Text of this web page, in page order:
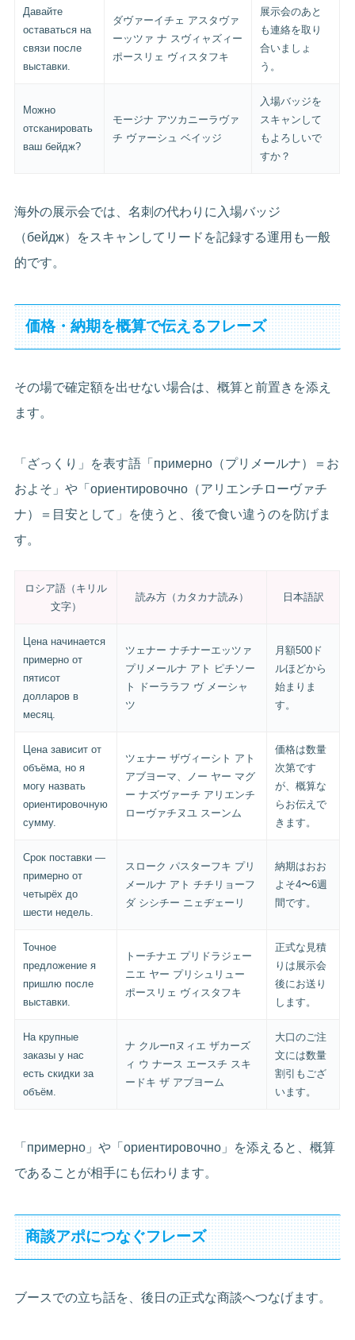
Давайте
оставаться на
связи после
выставки.
ダヴァーイチェ アスタヴァ
ーッツァ ナ スヴィャズィー
ポースリェ ヴィスタフキ
展示会のあと
も連絡を取り
合いましょ
う。
Можно
отсканировать
ваш бейдж?
モージナ アツカニーラヴァ
チ ヴァーシュ ベイッジ
入場バッジを
スキャンして
もよろしいで
すか？
海外の展示会では、名刺の代わりに入場バッジ
（бейдж）をスキャンしてリードを記録する運用も一般
的です。
価格・納期を概算で伝えるフレーズ
その場で確定額を出せない場合は、概算と前置きを添え
ます。
「ざっくり」を表す語「примерно（プリメールナ）＝お
およそ」や「ориентировочно（アリエンチローヴァチ
ナ）＝目安として」を使うと、後で食い違うのを防げま
す。
ロシア語（キリル
文字）
読み方（カタカナ読み） 日本語訳
Цена начинается
примерно от
пятисот
долларов в
месяц.
ツェナー ナチナーエッツァ
プリメールナ アト ピチソー
ト ドーララフ ヴ メーシャ
ツ
月額500ド
ルほどから
始まりま
す。
Цена зависит от
объёма, но я
могу назвать
ориентировочную
сумму.
ツェナー ザヴィーシト アト
アブヨーマ、ノー ヤー マグ
ー ナズヴァーチ アリエンチ
ローヴァチヌユ スーンム
価格は数量
次第です
が、概算な
らお伝えで
きます。
Срок поставки —
примерно от
четырёх до
шести недель.
スローク パスターフキ プリ
メールナ アト チチリョーフ
ダ シシチー ニェヂェーリ
納期はおお
よそ4〜6週
間です。
Точное
предложение я
пришлю после
выставки.
トーチナエ プリドラジェー
ニエ ヤー プリシュリュー
ポースリェ ヴィスタフキ
正式な見積
りは展示会
後にお送り
します。
На крупные
заказы у нас
есть скидки за
объём.
ナ クルーпヌィエ ザカーズ
ィ ウ ナース エースチ スキ
ードキ ザ アブヨーム
大口のご注
文には数量
割引もござ
います。
「примерно」や「ориентировочно」を添えると、概算
であることが相手にも伝わります。
商談アポにつなぐフレーズ
ブースでの立ち話を、後日の正式な商談へつなげます。